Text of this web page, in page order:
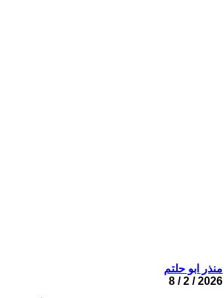
منذر ابو حلتم
2026 / 2 / 8